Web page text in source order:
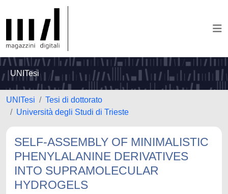
UNITesi
UNITesi
Tesi di dottorato
Università degli Studi di Trieste
SELF-ASSEMBLY OF MINIMALISTIC
PHENYLALANINE DERIVATIVES
INTO SUPRAMOLECULAR
HYDROGELS